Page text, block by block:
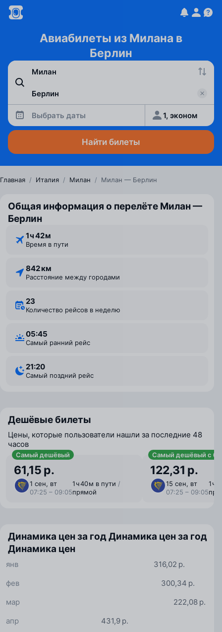
Авиабилеты из Милана в
Берлин
Выбрать даты 1, эконом
Найти билеты
Главная / Италия / Милан / Милан — Берлин
Общая информация о перелёте Милан —
Берлин
1 ⁠ч 42 ⁠м
Время в пути
842 км
Расстояние между городами
23
Количество рейсов в неделю
05:45
Самый ранний рейс
21:20
Самый поздний рейс
Дешёвые билеты
Цены, которые пользователи нашли за последние 48
часов
Самый дешёвый
61,15 р.
1 сен, вт
07:25 – 09:05
1 ⁠ч 40 ⁠м в пути /
прямой
Самый дешёвый с
122,31 р.
15 сен, вт
07:25 – 09:05
1 ⁠ч
Динамика цен за годДинамика цен за год
Динамика цен
316,02 р.
янв
300,34 р.
фев
222,08 р.
мар
431,9 р.
апр